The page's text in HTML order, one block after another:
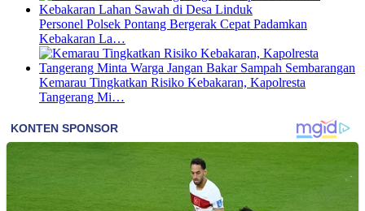
Personel Polsek Pontang Bergerak Cepat Padamkan
Kebakaran La…
Kemarau Tingkatkan Risiko Kebakaran, Kapolresta
Tangerang Mi…